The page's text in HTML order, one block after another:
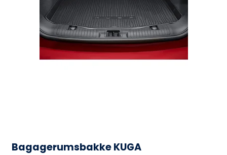
Bagagerumsbakke KUGA